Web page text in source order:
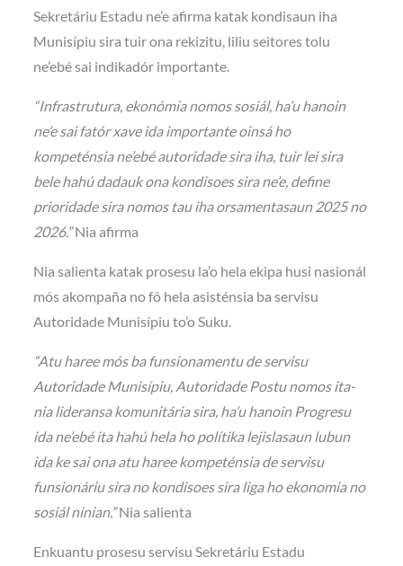
Sekretáriu Estadu ne’e afirma katak kondisaun iha
Munisípiu sira tuir ona rekizitu, liliu seitores tolu
ne’ebé sai indikadór importante.
“Infrastrutura, ekonómia nomos sosiál, ha’u hanoin
ne’e sai fatór xave ida importante oinsá ho
kompeténsia ne’ebé autoridade sira iha, tuir lei sira
bele hahú dadauk ona kondisoes sira ne’e, define
prioridade sira nomos tau iha orsamentasaun 2025 no
2026.”Nia afirma
Nia salienta katak prosesu la’o hela ekipa husi nasionál
mós akompaña no fó hela asisténsia ba servisu
Autoridade Munisípiu to’o Suku.
“Atu haree mós ba funsionamentu de servisu
Autoridade Munisípiu, Autoridade Postu nomos ita-
nia lideransa komunitária sira, ha’u hanoin Progresu
ida ne’ebé ita hahú hela ho polítika lejislasaun lubun
ida ke sai ona atu haree kompeténsia de servisu
funsionáriu sira no kondisoes sira liga ho ekonomia no
sosiál ninian.”Nia salienta
Enkuantu prosesu servisu Sekretáriu Estadu